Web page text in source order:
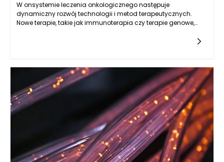
W onsystemie leczenia onkologicznego następuje
dynamiczny rozwój technologii i metod terapeutycznych.
Nowe terapie, takie jak immunoterapia czy terapie genowe,
mogą przyczynić się do ograniczenia skutków ubocznych. Te
modyfikacji genetycznych komórek nowotworowych, co w
efekcie może zmniejszać potrzebę stosowania tradycyjnych
terapii, takich jak chemioterapia. Decyzje podejmowane w
kontekście onkologii w Warszawie często uwzględniają
możliwości podejścia do leczenia, które są bardziej precyzyjne
i zindywidualizowane. Dzięki temu leczenie onkologiczne w
Warszawie staje się bardziej skuteczne, a zarazem mniej
obciążające dla pacjentów. Rozwój wiedzy oraz innowacyjne
podejścia są kluczowe w walce z nowotworami, co pomaga
osiągać lepsze wyniki terapeutyczne przy mniejszych
skutkach ubocznych.